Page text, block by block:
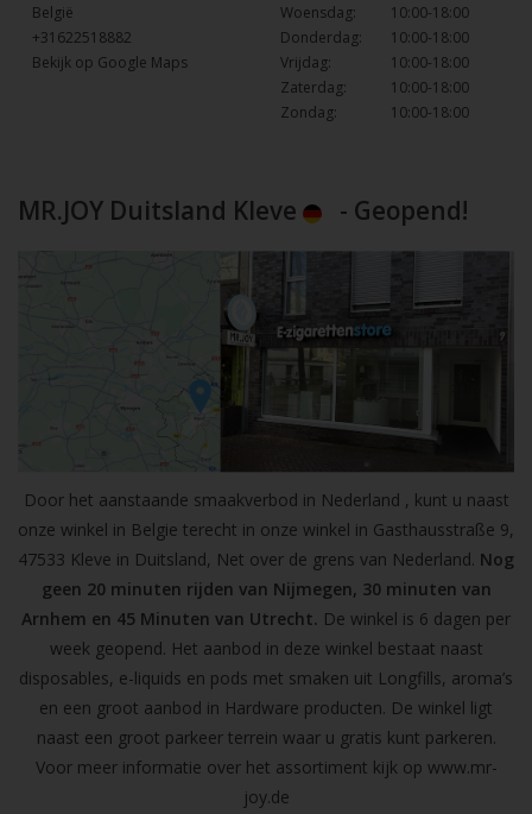
België
+31622518882
Bekijk op Google Maps
Woensdag:
10:00-18:00
Donderdag:
10:00-18:00
Vrijdag:
10:00-18:00
Zaterdag:
10:00-18:00
Zondag:
10:00-18:00
MR.JOY Duitsland Kleve - Geopend!
Door het aanstaande smaakverbod in Nederland , kunt u naast
onze winkel in Belgie terecht in onze winkel in Gasthausstraße 9,
47533 Kleve in Duitsland, Net over de grens van Nederland. Nog
geen 20 minuten rijden van Nijmegen, 30 minuten van
Arnhem en 45 Minuten van Utrecht. De winkel is 6 dagen per
week geopend. Het aanbod in deze winkel bestaat naast
disposables, e-liquids en pods met smaken uit Longfills, aroma’s
en een groot aanbod in Hardware producten. De winkel ligt
naast een groot parkeer terrein waar u gratis kunt parkeren.
Voor meer informatie over het assortiment kijk op www.mr-
joy.de